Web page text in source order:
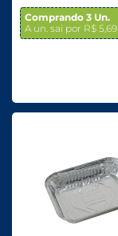
Comprando 3 Un.
A un. sai por R$ 5,69